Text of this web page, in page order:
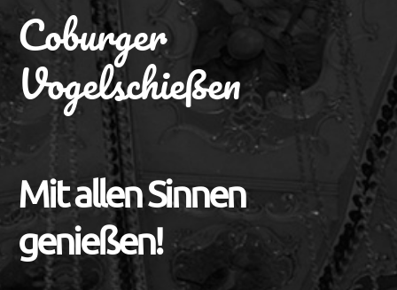
Coburger
Vogelschießen
Mit allen Sinnen
genießen!